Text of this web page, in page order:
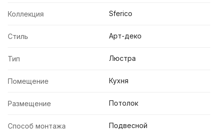
Коллекция Sferico
Стиль Арт-деко
Тип Люстра
Помещение Кухня
Размещение Потолок
Способ монтажа Подвесной